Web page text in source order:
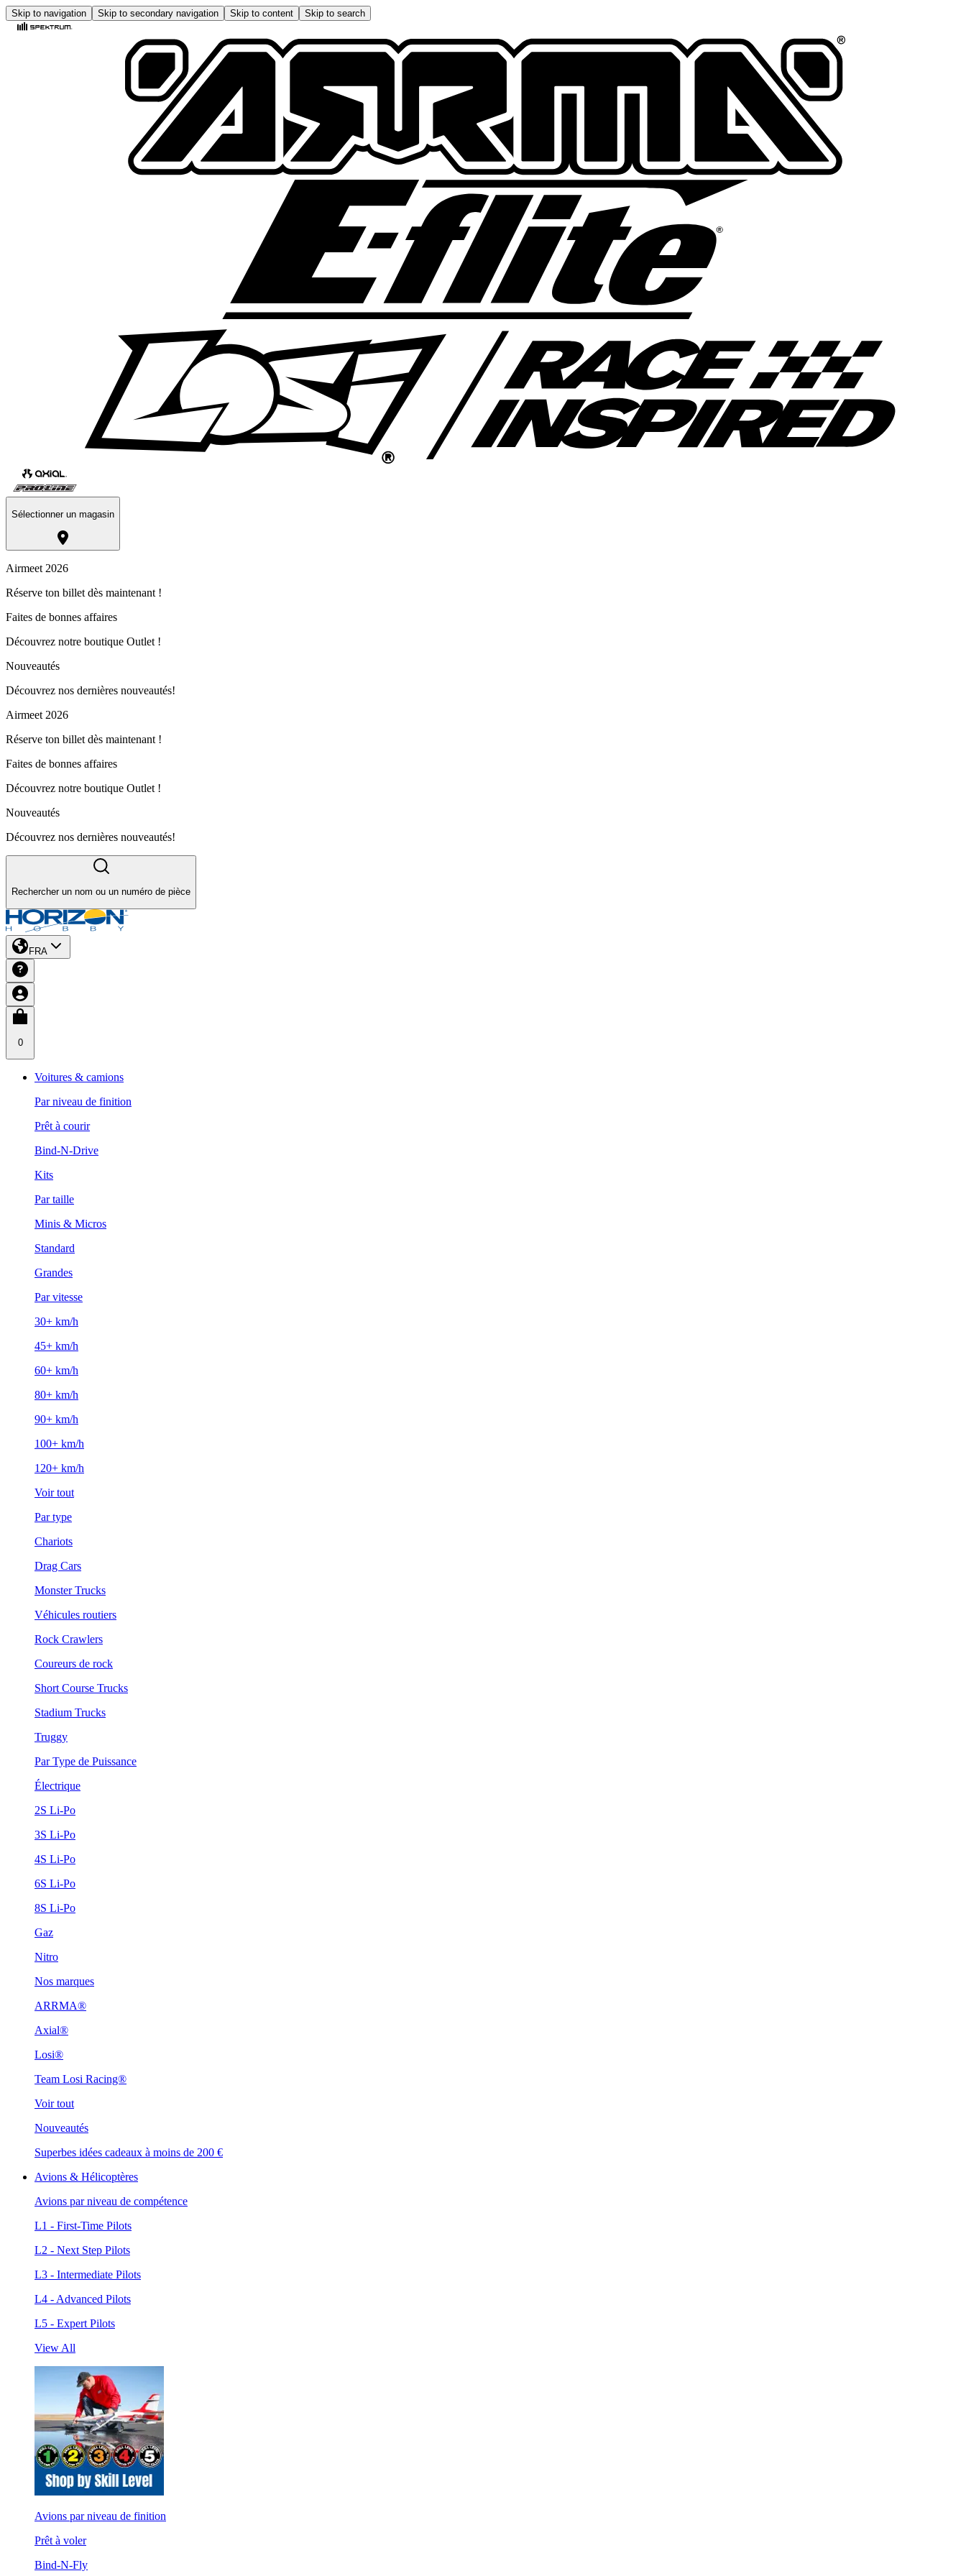
Skip to navigation Skip to secondary navigation Skip to content Skip to search
Sélectionner un magasin
Airmeet 2026
Réserve ton billet dès maintenant !
Faites de bonnes affaires
Découvrez notre boutique Outlet !
Nouveautés
Découvrez nos dernières nouveautés!
Airmeet 2026
Réserve ton billet dès maintenant !
Faites de bonnes affaires
Découvrez notre boutique Outlet !
Nouveautés
Découvrez nos dernières nouveautés!
Rechercher un nom ou un numéro de pièce
FRA
0
Voitures & camions
Par niveau de finition
Prêt à courir
Bind-N-Drive
Kits
Par taille
Minis & Micros
Standard
Grandes
Par vitesse
30+ km/h
45+ km/h
60+ km/h
80+ km/h
90+ km/h
100+ km/h
120+ km/h
Voir tout
Par type
Chariots
Drag Cars
Monster Trucks
Véhicules routiers
Rock Crawlers
Coureurs de rock
Short Course Trucks
Stadium Trucks
Truggy
Par Type de Puissance
Électrique
2S Li-Po
3S Li-Po
4S Li-Po
6S Li-Po
8S Li-Po
Gaz
Nitro
Nos marques
ARRMA®
Axial®
Losi®
Team Losi Racing®
Voir tout
Nouveautés
Superbes idées cadeaux à moins de 200 €
Avions & Hélicoptères
Avions par niveau de compétence
L1 - First-Time Pilots
L2 - Next Step Pilots
L3 - Intermediate Pilots
L4 - Advanced Pilots
L5 - Expert Pilots
View All
Avions par niveau de finition
Prêt à voler
Bind-N-Fly